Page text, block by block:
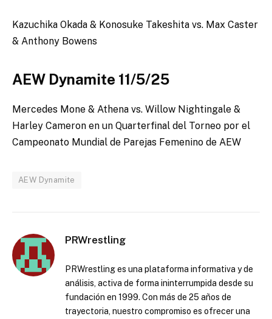
Kazuchika Okada & Konosuke Takeshita vs. Max Caster
& Anthony Bowens
AEW Dynamite 11/5/25
Mercedes Mone & Athena vs. Willow Nightingale &
Harley Cameron en un Quarterfinal del Torneo por el
Campeonato Mundial de Parejas Femenino de AEW
AEW Dynamite
PRWrestling
PRWrestling es una plataforma informativa y de
análisis, activa de forma ininterrumpida desde su
fundación en 1999. Con más de 25 años de
trayectoria, nuestro compromiso es ofrecer una